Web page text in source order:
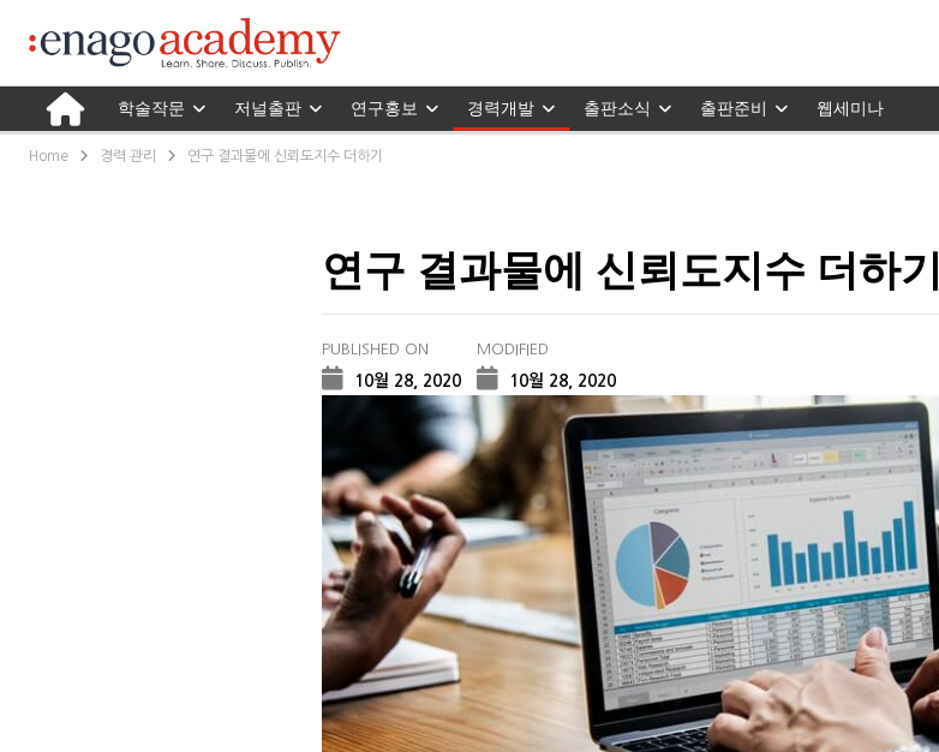
학술작문 저널출판 연구홍보 경력개발 출판소식 출판준비 웹세미나
Home 경력 관리 연구 결과물에 신뢰도지수 더하기
연구 결과물에 신뢰도지수 더하기
PUBLISHED ON
10월 28, 2020
MODIFIED
10월 28, 2020